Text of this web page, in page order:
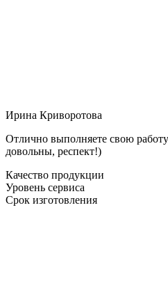
Ирина Криворотова
Отлично выполняете свою
довольны, респект!)
Качество продукции
Уровень сервиса
Срок изготовления